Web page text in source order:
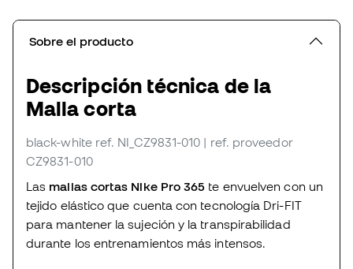
Sobre el producto
Descripción técnica de la
Malla corta
black-white ref. NI_CZ9831-010 | ref. proveedor
CZ9831-010
Las mallas cortas Nike Pro 365 te envuelven con un
tejido elástico que cuenta con tecnología Dri-FIT
para mantener la sujeción y la transpirabilidad
durante los entrenamientos más intensos.